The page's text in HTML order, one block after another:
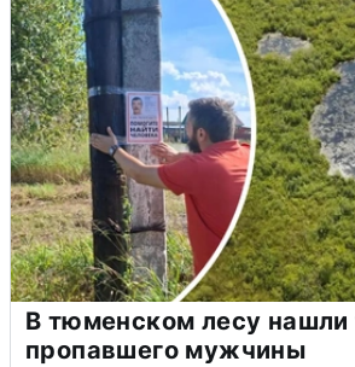
В тюменском лесу нашли
пропавшего мужчины